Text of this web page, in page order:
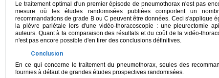
Le traitement optimal d'un premier épisode de pneumothorax n'est pas
mesure où les études randomisées publiées comportent un
recommandations de grade B ou C peuvent être données. Ceci s'applique
la plèvre pariétale lors d'une vidéo-thoracoscopie : une pleurectomie
auteurs. Quant à la comparaison des résultats et du coût de la vidéo-
n'est pas encore possible d'en tirer des conclusions définitives.
Conclusion
En ce qui concerne le traitement du pneumothorax, seules des
fournies à défaut de grandes études prospectives randomisées.